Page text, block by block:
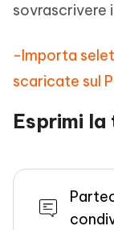
sovrascrivere
-Importa
scaricate sul
Esprimi